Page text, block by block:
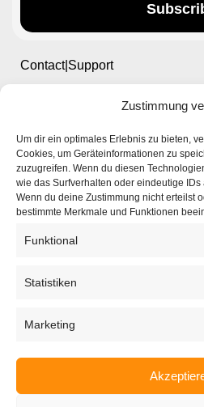
Zustimmung
Um dir ein optimales Erlebnis zu bieten,
Cookies, um Geräteinformationen zu
zuzugreifen. Wenn du diesen
wie das Surfverhalten oder eindeutige
Wenn du deine Zustimmung nicht erteilst
bestimmte Merkmale und Funktionen
Funktional
Statistiken
Marketing
Contact|Support
Ettlinger Straße 59, 76137
+49 721 668004230
Startseite
Anwendungen
EyeCademy